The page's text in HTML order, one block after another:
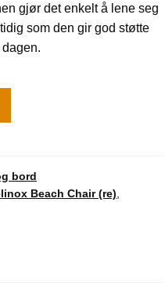
gjør det enkelt å lene seg
som den gir god støtte
bord
Beach Chair (re),